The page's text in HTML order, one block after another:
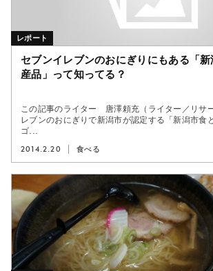
セブンイレブンのおにぎりにもある「
産品」って知ってる？
この記事のライター 唐澤頼充（ライター／リサ
レブンのおにぎりで新潟市が認定する「新潟市食
ゴ...
2014.2.20 食べる
レポート